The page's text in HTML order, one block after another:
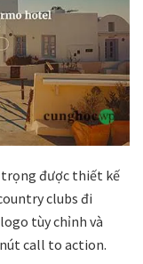
trọng được thiết kế
clubs đi
tùy chỉnh và
call to action.